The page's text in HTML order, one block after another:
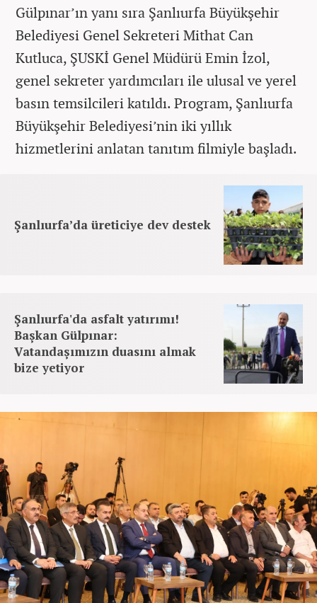
Gülpınar’ın yanı sıra Şanlıurfa Büyükşehir
Belediyesi Genel Sekreteri Mithat Can
Kutluca, ŞUSKİ Genel Müdürü Emin İzol,
genel sekreter yardımcıları ile ulusal ve yerel
basın temsilcileri katıldı. Program, Şanlıurfa
Büyükşehir Belediyesi’nin iki yıllık
hizmetlerini anlatan tanıtım filmiyle başladı.
Şanlıurfa’da üreticiye dev destek
Şanlıurfa'da asfalt yatırımı!
Başkan Gülpınar:
Vatandaşımızın duasını almak
bize yetiyor